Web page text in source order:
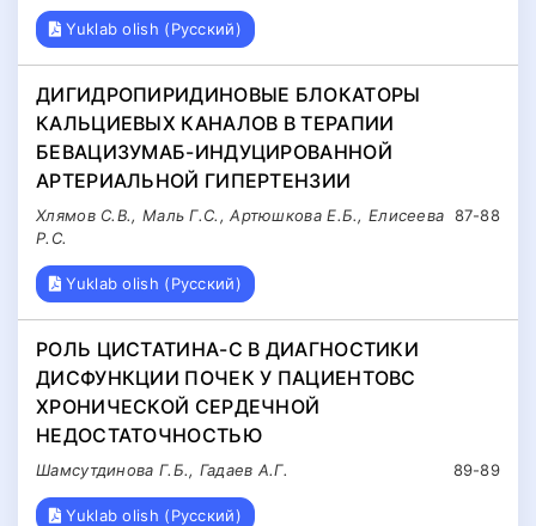
Yuklab olish (Русский)
ДИГИДРОПИРИДИНОВЫЕ БЛОКАТОРЫ
КАЛЬЦИЕВЫХ КАНАЛОВ В ТЕРАПИИ
БЕВАЦИЗУМАБ-ИНДУЦИРОВАННОЙ
АРТЕРИАЛЬНОЙ ГИПЕРТЕНЗИИ
87-88
Хлямов С.В., Маль Г.С., Артюшкова Е.Б., Елисеева
Р.С.
Yuklab olish (Русский)
РОЛЬ ЦИСТАТИНА-С В ДИАГНОСТИКИ
ДИСФУНКЦИИ ПОЧЕК У ПАЦИЕНТОВС
ХРОНИЧЕСКОЙ СЕРДЕЧНОЙ
НЕДОСТАТОЧНОСТЬЮ
89-89
Шамсутдинова Г.Б., Гадаев А.Г.
Yuklab olish (Русский)